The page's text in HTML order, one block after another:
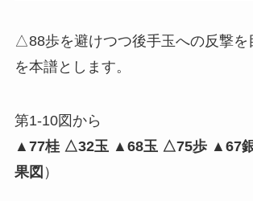
△88歩を避けつつ後手玉への反撃
を本譜とします。
第1-10図から
▲77桂 △32玉 ▲68玉 △75歩 ▲67
果図 ）